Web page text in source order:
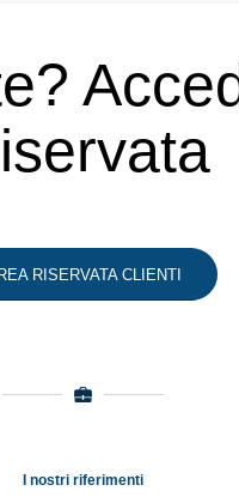
RISERVATA CLIENTI
I nostri riferimenti